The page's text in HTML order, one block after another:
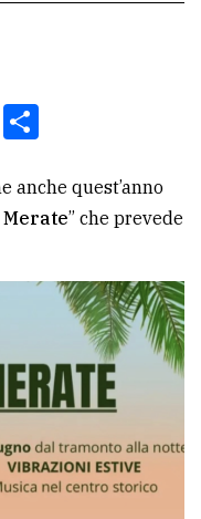
Print
anche quest’anno
Merate” che prevede